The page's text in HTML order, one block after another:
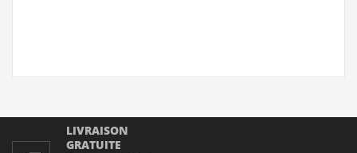
LIVRAISON
GRATUITE